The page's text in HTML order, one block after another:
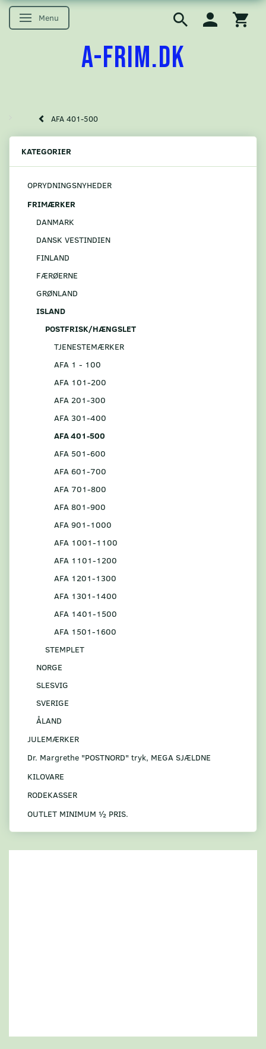
Skifte navigation
Menu
A-FRIM.DK
AFA 401-500
KATEGORIER
OPRYDNINGSNYHEDER
FRIMÆRKER
DANMARK
DANSK VESTINDIEN
FINLAND
FÆRØERNE
GRØNLAND
ISLAND
POSTFRISK/HÆNGSLET
TJENESTEMÆRKER
AFA 1 - 100
AFA 101-200
AFA 201-300
AFA 301-400
AFA 401-500
AFA 501-600
AFA 601-700
AFA 701-800
AFA 801-900
AFA 901-1000
AFA 1001-1100
AFA 1101-1200
AFA 1201-1300
AFA 1301-1400
AFA 1401-1500
AFA 1501-1600
STEMPLET
NORGE
SLESVIG
SVERIGE
ÅLAND
JULEMÆRKER
Dr. Margrethe "POSTNORD" tryk, MEGA SJÆLDNE
KILOVARE
RODEKASSER
OUTLET MINIMUM ½ PRIS.